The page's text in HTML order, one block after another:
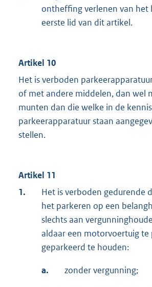
ontheffing verlenen van het
eerste lid van dit artikel.
Artikel 10
Het is verboden
of met andere middelen, dan wel
munten dan die welke in de
parkeerapparatuur staan
stellen.
Artikel 11
1.
Het is verboden gedurende
het parkeren op een
slechts aan
aldaar een motorvoertuig te
geparkeerd te houden:
a. zonder vergunning;